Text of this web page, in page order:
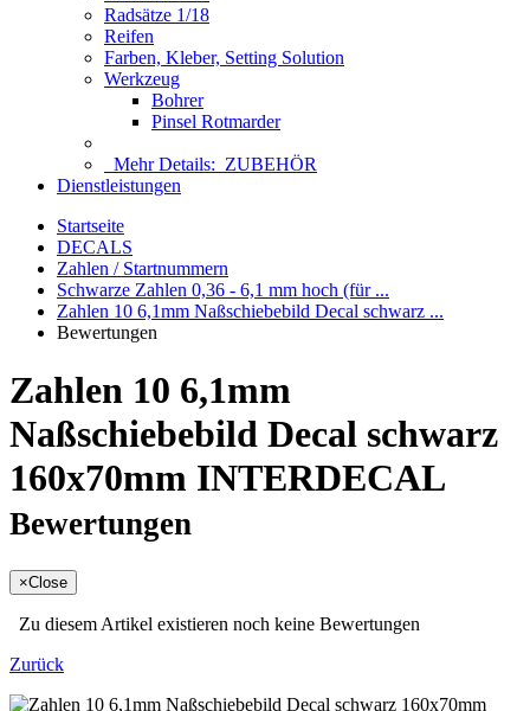
Radsätze 1/18
Reifen
Farben, Kleber, Setting Solution
Werkzeug
Bohrer
Pinsel Rotmarder
Mehr Details: ZUBEHÖR
Dienstleistungen
Startseite
DECALS
Zahlen / Startnummern
Schwarze Zahlen 0,36 - 6,1 mm hoch (für ...
Zahlen 10 6,1mm Naßschiebebild Decal schwarz ...
Bewertungen
Zahlen 10 6,1mm
Naßschiebebild Decal schwarz
160x70mm INTERDECAL
Bewertungen
×Close
Zu diesem Artikel existieren noch keine Bewertungen
Zurück